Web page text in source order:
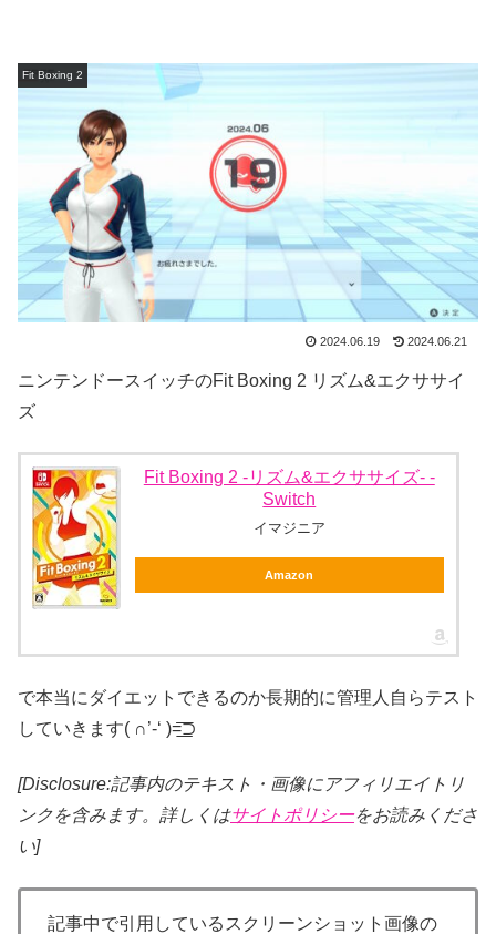
Fit Boxing 2
2024.06.19 2024.06.21
ニンテンドースイッチのFit Boxing 2 リズム&エクササイ
ズ
Fit Boxing 2 -リズム&エクササイズ- -
Switch
イマジニア
Amazon
で本当にダイエットできるのか長期的に管理人自らテスト
していきます( ∩’-‘ )=͟͟͞͞⊃
[Disclosure:記事内のテキスト・画像にアフィリエイトリ
ンクを含みます。詳しくはサイトポリシーをお読みくださ
い]
記事中で引用しているスクリーンショット画像の